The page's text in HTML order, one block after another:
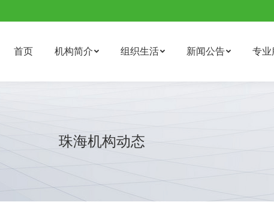
首页 机构简介 组织生活 新闻公告 专业
珠海机构动态